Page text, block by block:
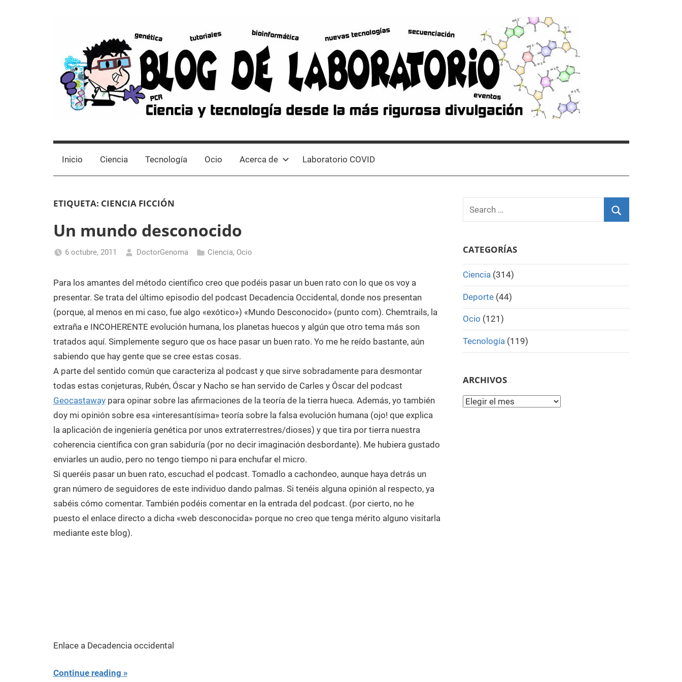
Blog
de
Laboratorio
científicos,
Tutoriales,
desde
Laboratorio
de
Inicio Ciencia Tecnología Ocio Acerca de Laboratorio COVID
ETIQUETA: CIENCIA FICCIÓN
Un mundo desconocido
6 octubre, 2011 DoctorGenoma Ciencia, Ocio
Para los amantes del método científico creo que podéis pasar un buen rato con lo que os voy a
presentar. Se trata del último episodio del podcast Decadencia Occidental, donde nos presentan
(porque, al menos en mi caso, fue algo «exótico») «Mundo Desconocido» (punto com). Chemtrails, la
extraña e INCOHERENTE evolución humana, los planetas huecos y algún que otro tema más son
tratados aquí. Simplemente seguro que os hace pasar un buen rato. Yo me he reído bastante, aún
sabiendo que hay gente que se cree estas cosas.
A parte del sentido común que caracteriza al podcast y que sirve sobradamente para desmontar
todas estas conjeturas, Rubén, Óscar y Nacho se han servido de Carles y Óscar del podcast
Geocastawaypara opinar sobre las afirmaciones de la teoría de la tierra hueca. Además, yo también
doy mi opinión sobre esa «interesantísima» teoría sobre la falsa evolución humana (ojo! que explica
la aplicación de ingeniería genética por unos extraterrestres/dioses) y que tira por tierra nuestra
coherencia científica con gran sabiduría (por no decir imaginación desbordante). Me hubiera gustado
enviarles un audio, pero no tengo tiempo ni para enchufar el micro.
Si queréis pasar un buen rato, escuchad el podcast. Tomadlo a cachondeo, aunque haya detrás un
gran número de seguidores de este individuo dando palmas. Si tenéis alguna opinión al respecto, ya
sabéis cómo comentar. También podéis comentar en la entrada del podcast. (por cierto, no he
puesto el enlace directo a dicha «web desconocida» porque no creo que tenga mérito alguno visitarla
mediante este blog).
Enlace a Decadencia occidental
Continue reading
Search
for:
CATEGORÍAS
Ciencia(314)
Deporte(44)
Ocio (121)
Tecnología(119)
ARCHIVOS
Archivos